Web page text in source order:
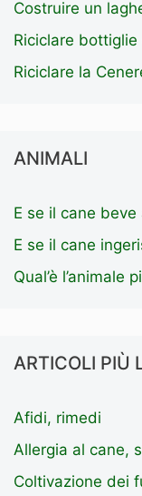
Costruire un
Riciclare
Riciclare la
ANIMALI
E se il cane
E se il cane
Qual’è l’animale
ARTICOLI PIÙ
Afidi, rimedi
Allergia al cane,
Coltivazione dei